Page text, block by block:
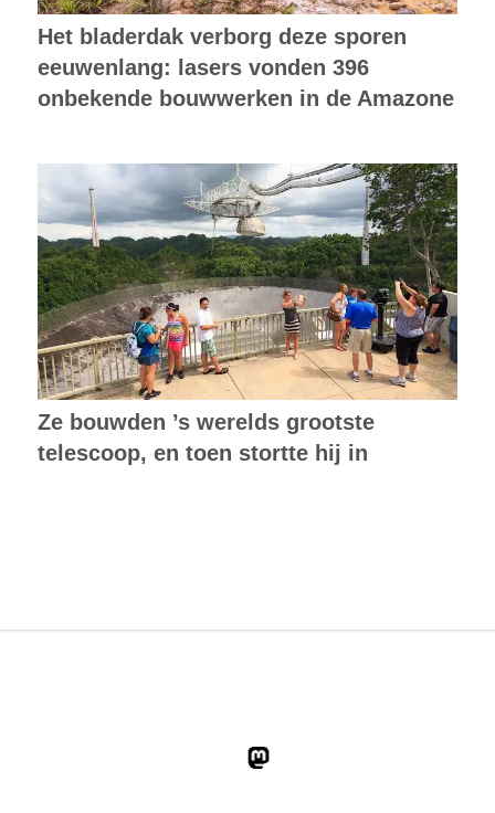
Het bladerdak verborg deze sporen
eeuwenlang: lasers vonden 396
onbekende bouwwerken in de Amazone
Ze bouwden ’s werelds grootste
telescoop, en toen stortte hij in